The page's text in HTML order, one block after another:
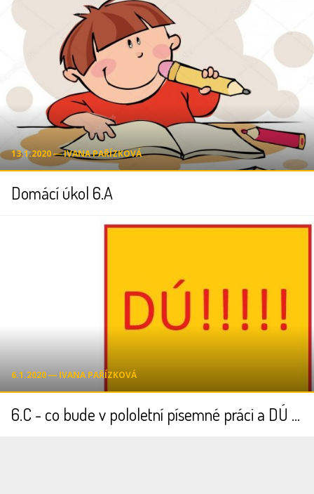
13.1.2020 ― IVANA PAŘÍZKOVÁ
Domácí úkol 6.A
6.1.2020 ― IVANA PAŘÍZKOVÁ
6.C - co bude v pololetní písemné práci a DÚ na poslední stránce!!!